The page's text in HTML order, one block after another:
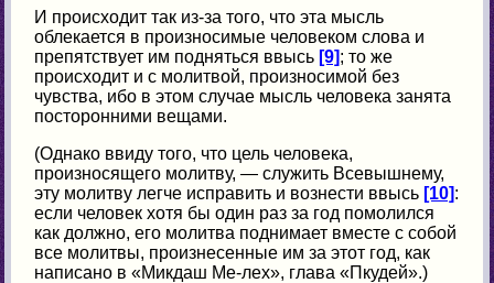
И происходит так из-за того, что эта мысль
облекается в произносимые человеком слова и
препятствует им подняться ввысь [9]; то же
происходит и с молитвой, произносимой без
чувства, ибо в этом случае мысль человека занята
посторонними вещами.
(Однако ввиду того, что цель человека,
произносящего молитву, — служить Всевышнему,
эту молитву легче исправить и вознести ввысь [10]:
если человек хотя бы один раз за год помолился
как должно, его молитва поднимает вместе с собой
все молитвы, произнесенные им за этот год, как
написано в «Микдаш Ме-лех», глава «Пкудей».)